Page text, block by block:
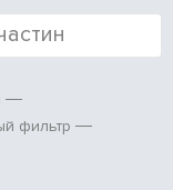
фильтр